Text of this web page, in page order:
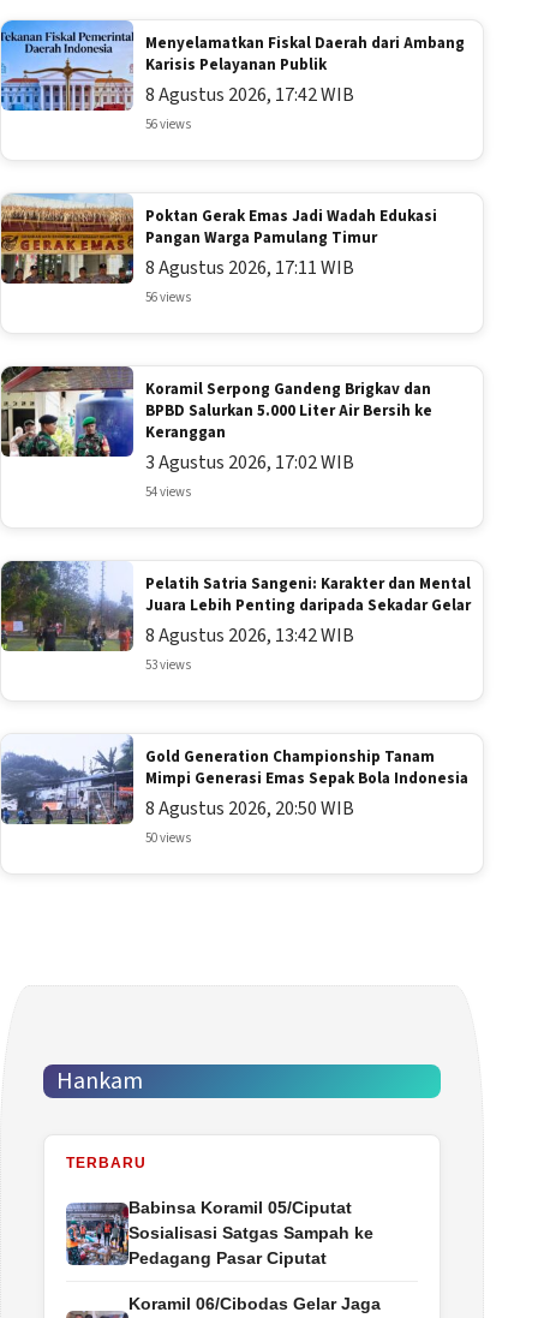
Menyelamatkan Fiskal Daerah dari Ambang
Karisis Pelayanan Publik
8 Agustus 2026, 17:42 WIB
56 views
Poktan Gerak Emas Jadi Wadah Edukasi
Pangan Warga Pamulang Timur
8 Agustus 2026, 17:11 WIB
56 views
Koramil Serpong Gandeng Brigkav dan
BPBD Salurkan 5.000 Liter Air Bersih ke
Keranggan
3 Agustus 2026, 17:02 WIB
54 views
Pelatih Satria Sangeni: Karakter dan Mental
Juara Lebih Penting daripada Sekadar Gelar
8 Agustus 2026, 13:42 WIB
53 views
Gold Generation Championship Tanam
Mimpi Generasi Emas Sepak Bola Indonesia
8 Agustus 2026, 20:50 WIB
50 views
Hankam
TERBARU
Babinsa Koramil 05/Ciputat
Sosialisasi Satgas Sampah ke
Pedagang Pasar Ciputat
Koramil 06/Cibodas Gelar Jaga